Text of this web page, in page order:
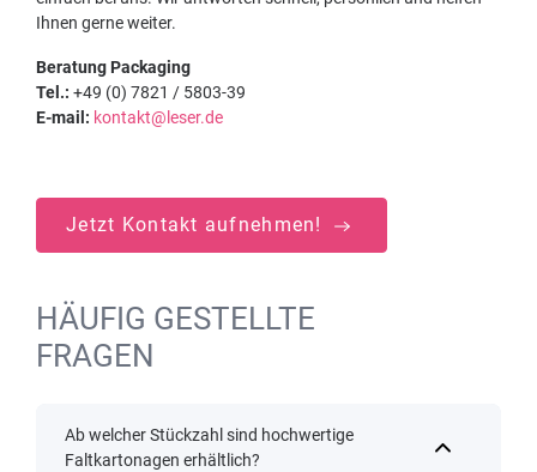
Ihnen gerne weiter.
Beratung Packaging
Tel.: +49 (0) 7821 / 5803-39
E-mail: kontakt@leser.de
Jetzt Kontakt aufnehmen!
HÄUFIG GESTELLTE
FRAGEN
Ab welcher Stückzahl sind hochwertige
Faltkartonagen erhältlich?